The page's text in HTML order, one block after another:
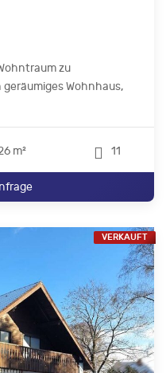
zu
Wohnhaus,
m² 11
VERKAUFT